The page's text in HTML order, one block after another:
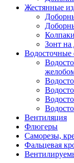
Жестянные
Зонт
Водосточные
Вентиляция
Флюгеры
Саморезы,
Фальцевая